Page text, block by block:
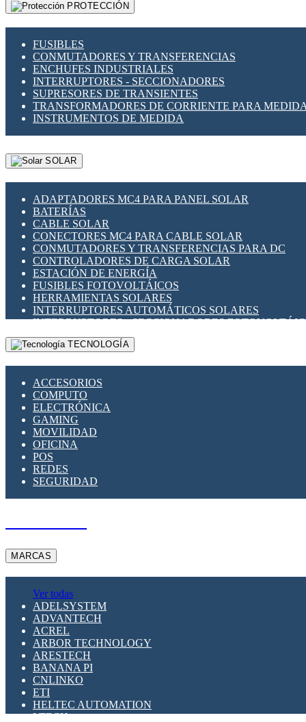
PROTECCIÓN
FUSIBLES
CONMUTADORES Y TRANSFERENCIAS
ENCHUFES INDUSTRIALES
INTERRUPTORES - SECCIONADORES
SUPRESORES DE TRANSIENTES
TRANSFORMADORES DE CORRIENTE PARA
INSTRUMENTOS DE MEDIDA
SOLAR
ADAPTADORES MC4 PARA PANEL SOLAR
BATERÍAS
CABLE SOLAR
CONECTORES MC4 PARA CABLE SOLAR
CONMUTADORES Y TRANSFERENCIAS PARA DC
CONTROLADORES DE CARGA SOLAR
ESTACIÓN DE ENERGÍA
FUSIBLES FOTOVOLTÁICOS
HERRAMIENTAS SOLARES
INTERRUPTORES AUTOMÁTICOS SOLARES
INTERRUPTORES - SECCIONADORES
MONTAJE PANEL SOLAR
PORTA FUSIBLES Y SECCIONADORES
TECNOLOGÍA
ACCESORIOS
COMPUTO
ELECTRÓNICA
GAMING
MOVILIDAD
OFICINA
POS
REDES
SEGURIDAD
MARCAS
Ver todas
ADELSYSTEM
ADVANTECH
ACREL
ARBOR TECHNOLOGY
ARESTECH
BANANA PI
CNLINKO
ETI
HELTEC AUTOMATION
LTECH